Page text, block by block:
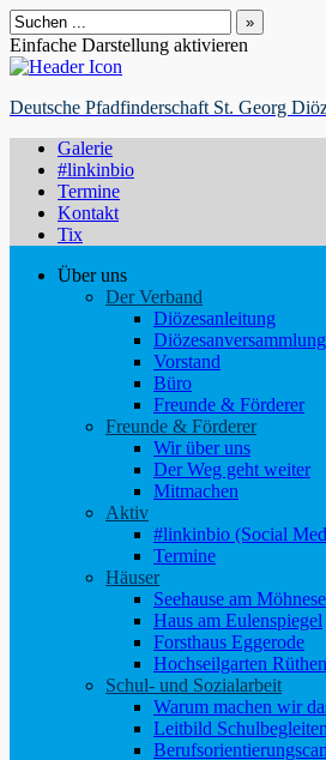
Suchen
nach:
Einfache Darstellung aktivieren
Deutsche Pfadfinderschaft St. Georg
Galerie
#linkinbio
Termine
Kontakt
Tix
Über uns
Der Verband
Diözesanleitung
Diözesanversammlung
Vorstand
Büro
Freunde & Förderer
Freunde & Förderer
Wir über uns
Der Weg geht weiter
Mitmachen
Aktiv
#linkinbio (Social
Termine
Häuser
Seehause am
Haus am Eulenspiegel
Forsthaus Eggerode
Hochseilgarten Rüthen
Schul- und Sozialarbeit
Warum machen wir
Leitbild